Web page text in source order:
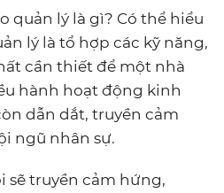
quản lý là gì? Có thể hiểu
lý là tổ hợp các kỹ năng,
cần thiết để một nhà
hành hoạt động kinh
dẫn dắt, truyền cảm
ngũ nhân sự.
sẽ truyền cảm hứng,